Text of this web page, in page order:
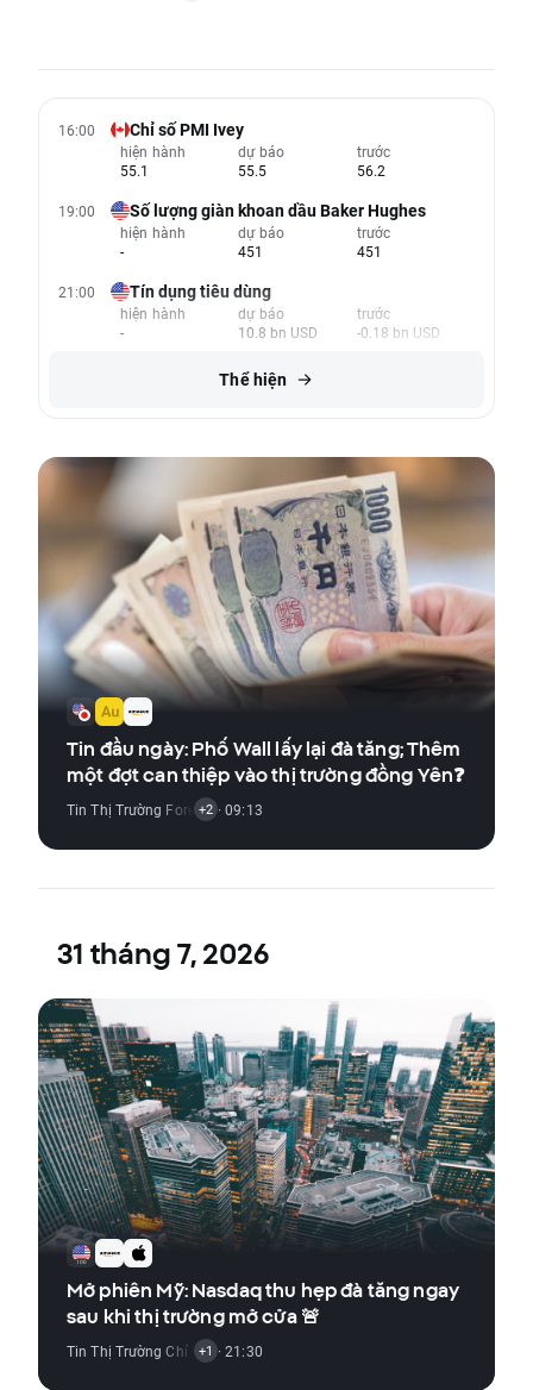
16:00 Chỉ số PMI Ivey
hiện hành
55.1
dự báo
55.5
trước
56.2
19:00 Số lượng giàn khoan dầu Baker Hughes
hiện hành
-
dự báo
451
trước
451
21:00 Tín dụng tiêu dùng
hiện hành
-
dự báo
10.8 bn USD
trước
-0.18 bn USD
Thể hiện
Tin đầu ngày: Phố Wall lấy lại đà tăng; Thêm
một đợt can thiệp vào thị trường đồng Yên❓
Tin Thị Trường Forex,Tin Thị Trường Hàng Hóa
+2 · 09:13
31 tháng 7, 2026
Mở phiên Mỹ: Nasdaq thu hẹp đà tăng ngay
sau khi thị trường mở cửa 🚨
Tin Thị Trường Chỉ Số, Tin Thị Trường Cổ Phiếu
+1 · 21:30